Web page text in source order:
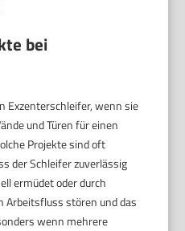
bei
Exzenterschleifer, wenn sie
und Türen für einen
Projekte sind oft
der Schleifer zuverlässig
ermüdet oder durch
Arbeitsfluss stören und das
wenn mehrere